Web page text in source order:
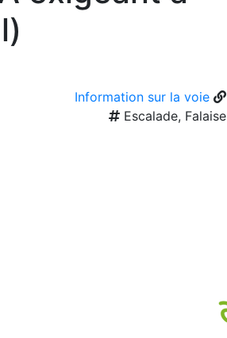
Information sur la voie
Escalade, Falaise